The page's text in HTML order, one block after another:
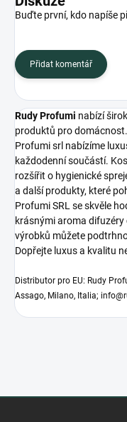
Buďte první, kdo napíše
Přidat komentář
Rudy Profumi nabízí
produktů pro
Profumi srl nabízíme
každodenní součástí.
rozšířit o hygienické
a další produkty, které
Profumi SRL se skvěle
krásnými aroma difuzéry
výrobků můžete
Dopřejte luxus a kvalitu
Distributor pro EU: Rudy
Assago, Milano, Italia;